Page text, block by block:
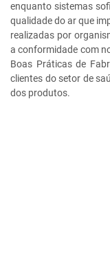
enquanto sistemas
qualidade do ar que
realizadas por
a conformidade com
Boas Práticas de
clientes do setor de
dos produtos.